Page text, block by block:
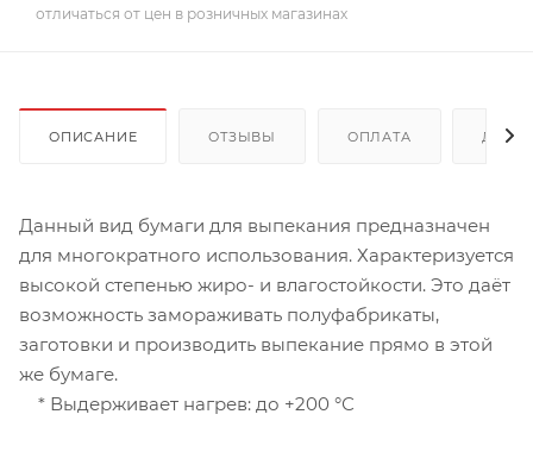
отличаться от цен в розничных магазинах
ОПИСАНИЕ ОТЗЫВЫ ОПЛАТА
Данный вид бумаги для выпекания предназначен
для многократного использования. Характеризуется
высокой степенью жиро- и влагостойкости. Это даёт
возможность замораживать полуфабрикаты,
заготовки и производить выпекание прямо в этой
же бумаге.
* Выдерживает нагрев: до +200 °С